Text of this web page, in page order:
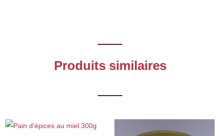
Produits similaires